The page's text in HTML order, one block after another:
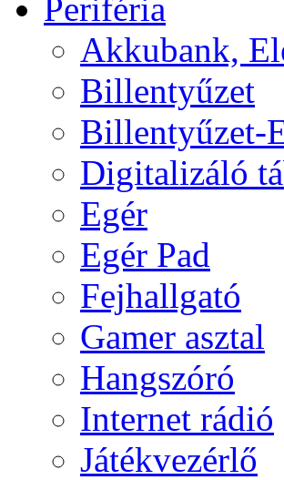
Periféria
Akkubank,
Billentyűzet
Billentyűzet-
Digitalizáló
Egér
Egér Pad
Fejhallgató
Gamer asztal
Hangszóró
Internet rádió
Játékvezérlő